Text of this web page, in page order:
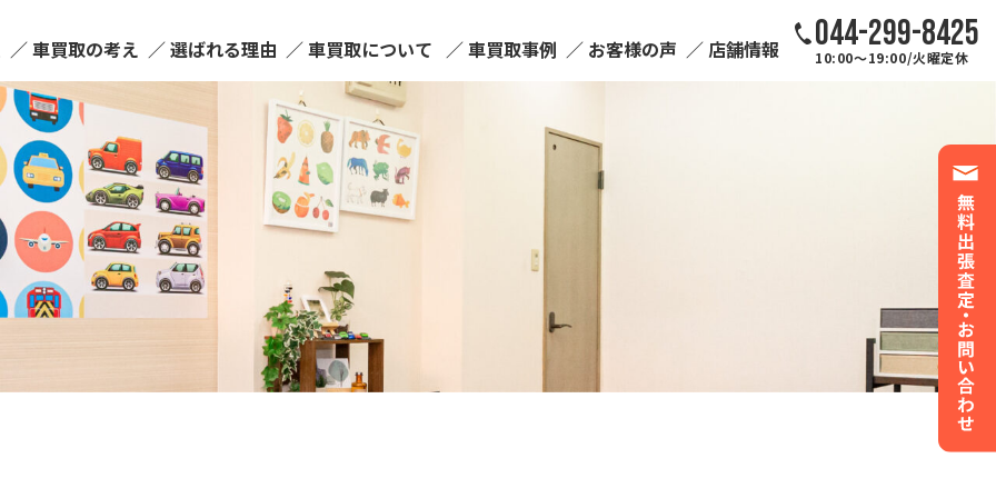
車買取の考え 選ばれる理由 車買取について 車買取事例 お客様の声 店舗情報 044-299-8425
10:00～19:00/火曜定休